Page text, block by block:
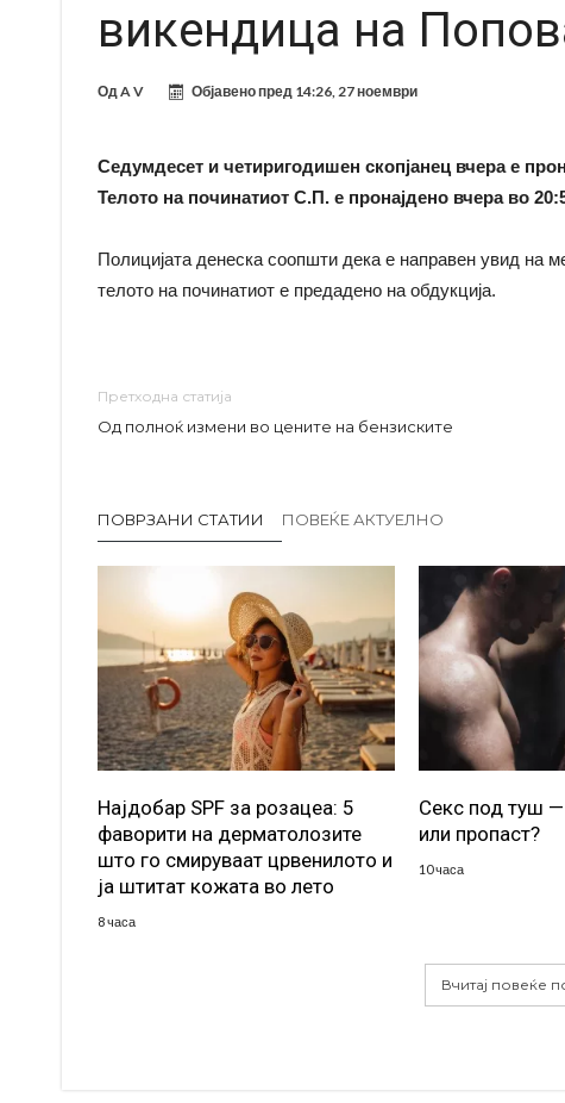
викендица на
ОдA V Објавено пред 14:26, 27 ноември
Седумдесет и четиригодишен скопјанец вчера е
Телото на починатиот С.П. е пронајдено вчера во
Полицијата денеска соопшти дека е направен увид на
телото на починатиот е предадено на обдукција.
Претходна статија
Од полноќ измени во цените на бензиските
ПОВРЗАНИ СТАТИИ ПОВЕЌЕ АКТУЕЛНО
Најдобар SPF за розацеа: 5
фаворити на дерматолозите
што го смируваат црвенилото и
ја штитат кожата во лето
8 часа
Секс под туш
или пропаст?
10 часа
Вчитај повеќе